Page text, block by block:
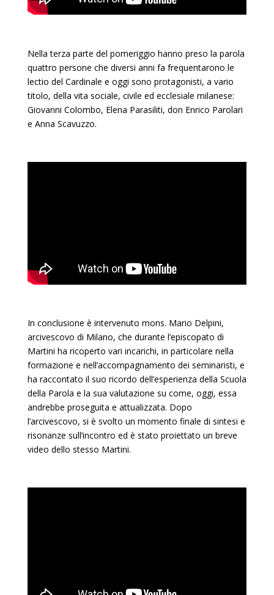
Nella terza parte del pomeriggio hanno preso la parola
quattro persone che diversi anni fa frequentarono le
lectio del Cardinale e oggi sono protagonisti, a vario
titolo, della vita sociale, civile ed ecclesiale milanese:
Giovanni Colombo, Elena Parasiliti, don Enrico Parolari
e Anna Scavuzzo.
In conclusione è intervenuto mons. Mario Delpini,
arcivescovo di Milano, che durante l’episcopato di
Martini ha ricoperto vari incarichi, in particolare nella
formazione e nell’accompagnamento dei seminaristi, e
ha raccontato il suo ricordo dell’esperienza della Scuola
della Parola e la sua valutazione su come, oggi, essa
andrebbe proseguita e attualizzata. Dopo
l’arcivescovo, si è svolto un momento finale di sintesi e
risonanze sull’incontro ed è stato proiettato un breve
video dello stesso Martini.